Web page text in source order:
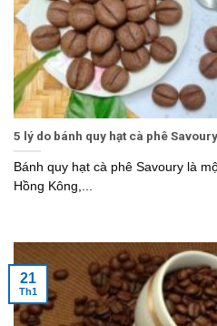
5 lý do bánh quy hạt cà phê
Bánh quy hạt cà phê Savoury là
Hồng Kông,...
21
Th1